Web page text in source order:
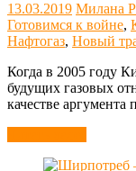
13.03.2019 Милана
Готовимся к войне,
Нафтогаз, Новый
Когда в 2005 году
будущих газовых
качестве аргумента